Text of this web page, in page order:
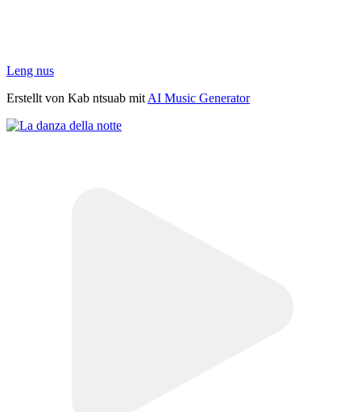
Leng nus
Erstellt von Kab ntsuab mit AI Music Generator